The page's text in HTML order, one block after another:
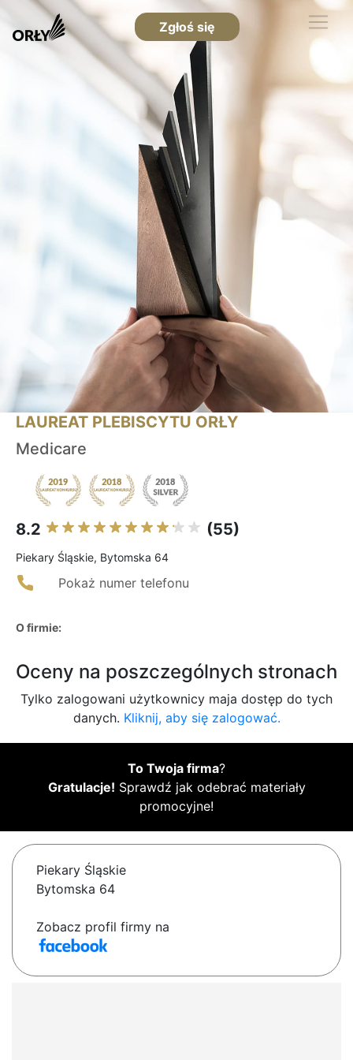
Zgłoś się
LAUREAT PLEBISCYTU ORŁY
Medicare
8.2 (55)
Piekary Śląskie, Bytomska 64
Pokaż numer telefonu
O firmie:
Oceny na poszczególnych stronach
Tylko zalogowani użytkownicy maja dostęp do tych
danych. Kliknij, aby się zalogować.
To Twoja firma?
Gratulacje! Sprawdź jak odebrać materiały
promocyjne!
Piekary Śląskie
Bytomska 64
Zobacz profil firmy na